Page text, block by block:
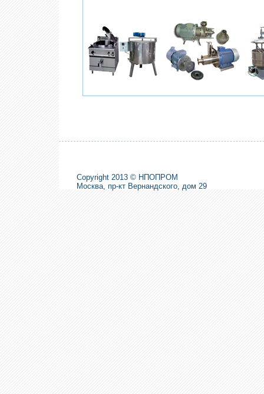
Copyright 2013 © НПОПРОМ
Москва, пр-кт Вернандского, дом 29